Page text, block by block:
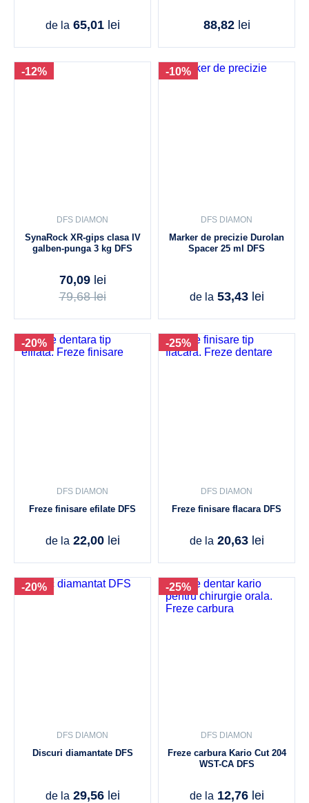
de la 65,01 lei 88,82 lei
-12%
DFS DIAMON
SynaRock XR-gips clasa IV
galben-punga 3 kg DFS
70,09 lei
79,68lei
-10%
DFS DIAMON
Marker de precizie Durolan
Spacer 25 ml DFS
de la 53,43 lei
-20%
DFS DIAMON
Freze finisare efilate DFS
de la 22,00 lei
-25%
DFS DIAMON
Freze finisare flacara DFS
de la 20,63 lei
-20%
DFS DIAMON
Discuri diamantate DFS
de la 29,56 lei
-25%
DFS DIAMON
Freze carbura Kario Cut 204
WST-CA DFS
de la 12,76 lei